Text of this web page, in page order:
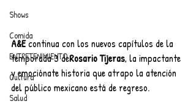
dinamicaseltrendytop@gmail.com
Shows
Comida
ENTRETENIMIENTO
Cultura
Salud
A&E continua con los nuevos capítulos de la
temporada 3 deRosario Tijeras, la impactante
y emociónate historia que atrapo la atención
del público mexicano está de regreso.